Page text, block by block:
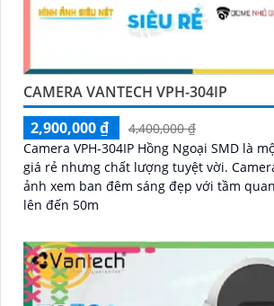
CAMERA VANTECH VPH-304IP
2,900,000 ₫
4,400,000 ₫
Camera VPH-304IP Hồng Ngoại SMD là
giá rẻ nhưng chất lượng tuyệt vời. Camera này có hình
ảnh xem ban đêm sáng đẹp với tầm
lên đến 50m